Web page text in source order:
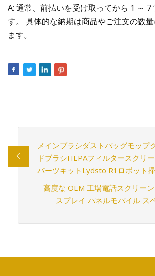
A: 通常、前払いを受け取ってから 1 ～ 7
す。 具体的な納期は商品やご注文の数
ます。
メインブラシダストバッグモップ
ドブラシHEPAフィルタースクリ
パーツキットLydsto R1ロボット
高度な OEM 工場電話スクリーン
スプレイ パネルモバイル ス